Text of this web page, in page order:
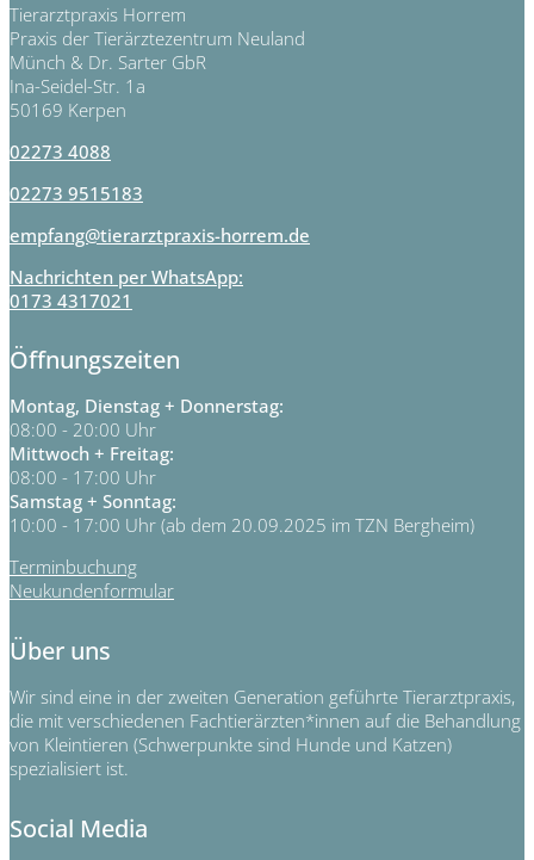
Tierarztpraxis Horrem
Praxis der Tierärztezentrum Neuland
Münch & Dr. Sarter GbR
Ina-Seidel-Str. 1a
50169 Kerpen
02273 4088
02273 9515183
empfang@tierarztpraxis-horrem.de
Nachrichten per WhatsApp:
0173 4317021
Öffnungszeiten
Montag, Dienstag + Donnerstag:
08:00 - 20:00 Uhr
Mittwoch + Freitag:
08:00 - 17:00 Uhr
Samstag + Sonntag:
10:00 - 17:00 Uhr (ab dem 20.09.2025 im TZN Bergheim)
Terminbuchung
Neukundenformular
Über uns
Wir sind eine in der zweiten Generation geführte Tierarztpraxis,
die mit verschiedenen Fachtierärzten*innen auf die Behandlung
von Kleintieren (Schwerpunkte sind Hunde und Katzen)
spezialisiert ist.
Social Media